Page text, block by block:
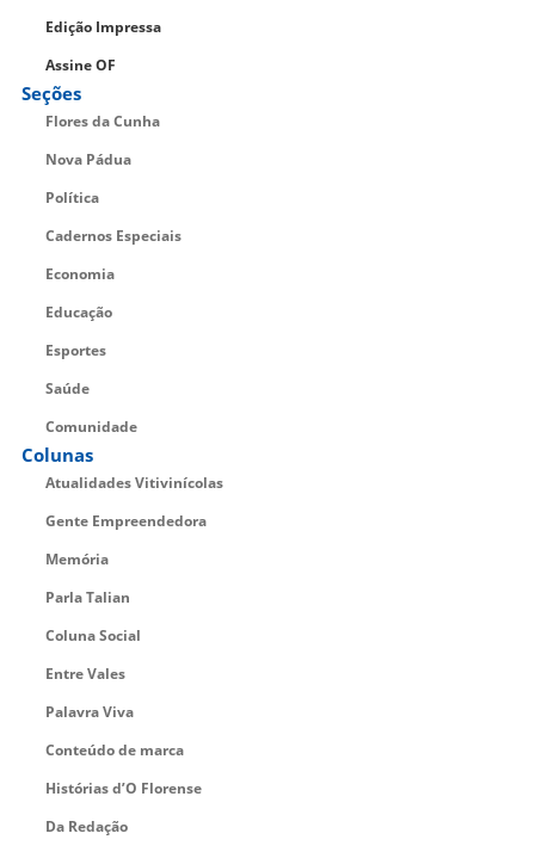
Edição Impressa
Assine OF
Seções
Flores da Cunha
Nova Pádua
Política
Cadernos Especiais
Economia
Educação
Esportes
Saúde
Comunidade
Colunas
Atualidades Vitivinícolas
Gente Empreendedora
Memória
Parla Talian
Coluna Social
Entre Vales
Palavra Viva
Conteúdo de marca
Histórias d’O Florense
Da Redação